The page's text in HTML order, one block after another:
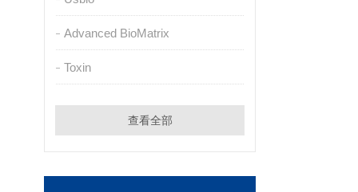
Advanced BioMatrix
Toxin
查看全部